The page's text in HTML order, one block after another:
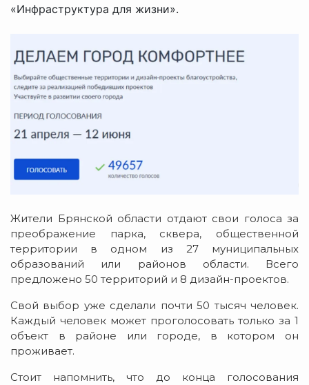
«Инфраструктура для жизни».
Жители Брянской области отдают свои голоса за
преображение парка, сквера, общественной
территории в одном из 27 муниципальных
образований или районов области. Всего
предложено 50 территорий и 8 дизайн-проектов.
Свой выбор уже сделали почти 50 тысяч человек.
Каждый человек может проголосовать только за 1
объект в районе или городе, в котором он
проживает.
Стоит напомнить, что до конца голосования